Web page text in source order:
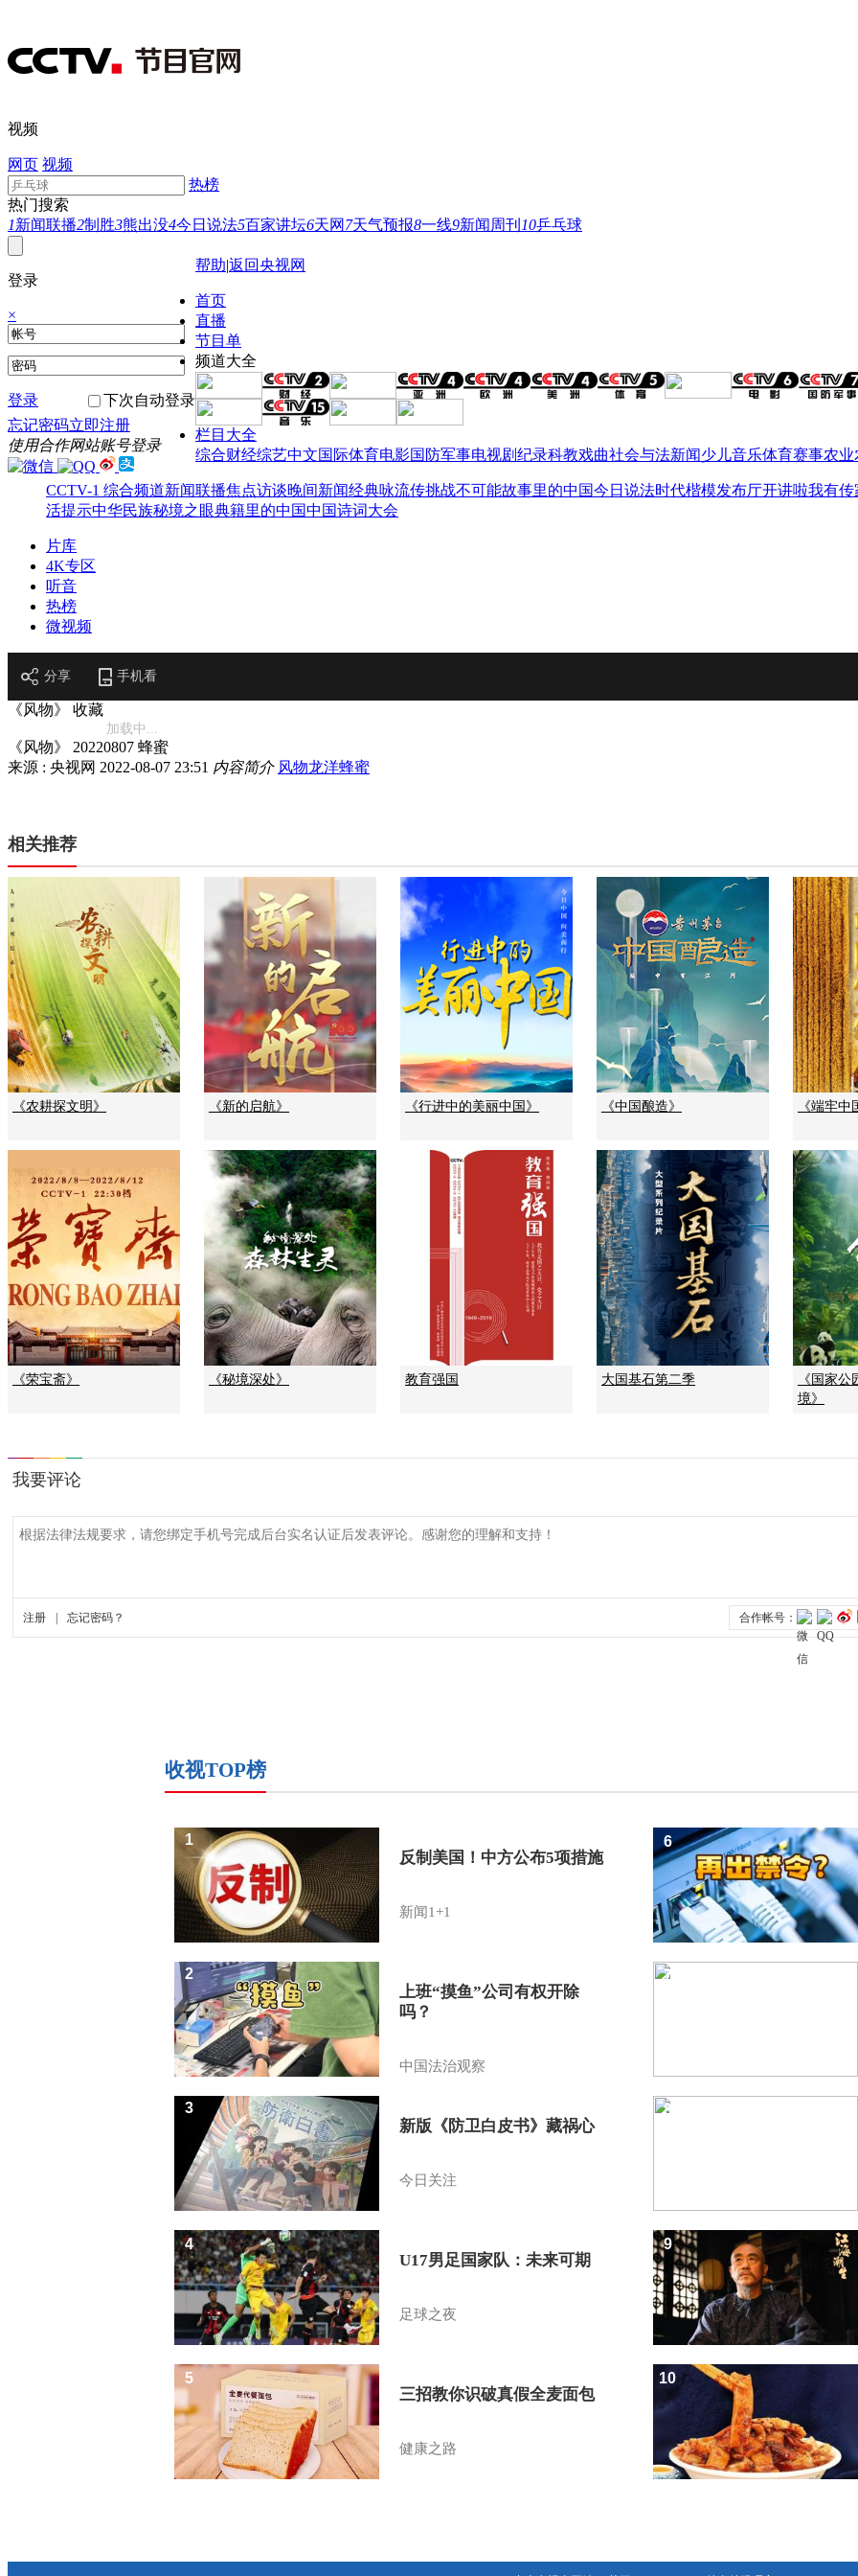
视频
网页 视频
热榜
热门搜索
1新闻联播2制胜3熊出没4今日说法5百家讲坛6天网 7天气预报8一线9新闻周刊 10乒乓球
登录
×
登录
下次自动登录
忘记密码立即注册
使用合作网站账号登录
帮助|返回央视网
首页
直播
节目单
频道大全
栏目大全
综合财经综艺中文国际体育电影国防军事电视剧纪录科教戏曲社会与法新闻少儿音乐体育赛事农业
CCTV-1 综合频道新闻联播焦点访谈晚间新闻经典咏流传挑战不可能故事里的中国今日说法时代楷模发布厅开讲啦我有传
活提示中华民族秘境之眼典籍里的中国中国诗词大会
片库
4K专区
听音
热榜
微视频
分享 手机看
《风物》 收藏
加载中...
《风物》 20220807 蜂蜜
来源 : 央视网 2022-08-07 23:51 内容简介 风物龙洋蜂蜜
相关推荐
《农耕探文明》 《新的启航》 《行进中的美丽中国》 《中国酿造》 《端牢
《荣宝斋》 《秘境深处》 教育强国 大国基石第二季
《国家
境》
收视TOP榜
反制美国！中方公布5项措施
新闻1+1
1
上班“摸鱼”公司有权开除
吗？
中国法治观察
2
新版《防卫白皮书》藏祸心
今日关注
3
U17男足国家队：未来可期
足球之夜
4
三招教你识破真假全麦面包
健康之路
5
6
7
8
9
10